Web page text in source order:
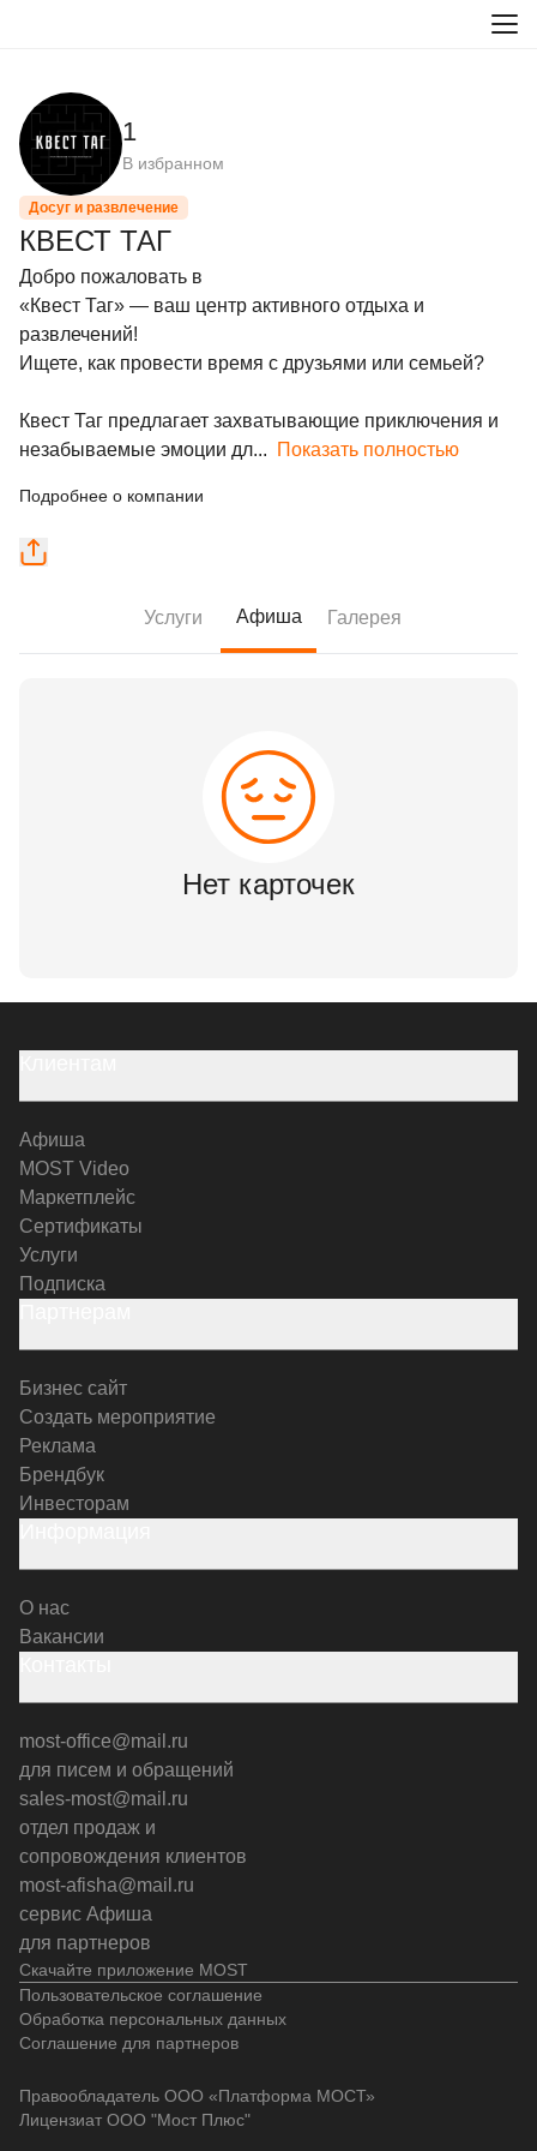
1
В избранном
Досуг и развлечение
КВЕСТ ТАГ
Добро пожаловать в
«Квест Таг» — ваш центр активного отдыха и
развлечений!
Ищете, как провести время с друзьями или семьей?
Квест Таг предлагает захватывающие приключения и
незабываемые эмоции дл... Показать полностью
Подробнее о компании
Услуги Афиша Галерея
Нет карточек
Скачайте приложение MOST
Афиша
MOST Video
Маркетплейс
Сертификаты
Услуги
Подписка
Бизнес сайт
Создать мероприятие
Реклама
Брендбук
Инвесторам
О нас
Вакансии
most-office@mail.ru
для писем и обращений
sales-most@mail.ru
отдел продаж и
сопровождения клиентов
most-afisha@mail.ru
сервис Афиша
для партнеров
Пользовательское соглашение
Обработка персональных данных
Соглашение для партнеров
Правообладатель ООО «Платформа МОСТ»
Лицензиат ООО "Мост Плюс"